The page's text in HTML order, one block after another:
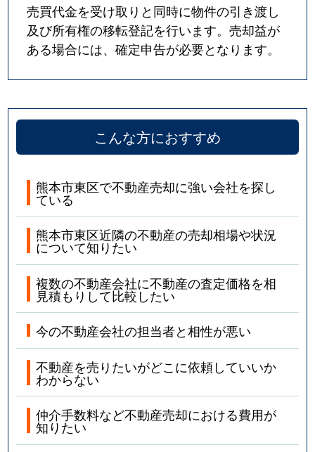
売買代金を受け取りと同時に物件の引き渡し
及び所有権の移転登記を行います。売却益が
ある場合には、確定申告が必要となります。
こんな方におすすめ
熊本市東区で不動産売却に強い会社を探し
ている
熊本市東区近隣の不動産の売却相場や状況
について知りたい
複数の不動産会社に不動産の査定価格を相
見積もりして比較したい
今の不動産会社の担当者と相性が悪い
不動産を売りたいがどこに依頼していいか
わからない
仲介手数料など不動産売却における費用が
知りたい